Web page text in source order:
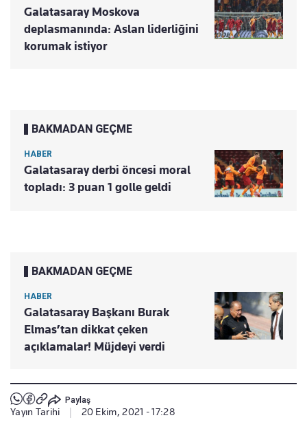
Galatasaray Moskova
deplasmanında: Aslan liderliğini
korumak istiyor
BAKMADAN GEÇME
HABER
Galatasaray derbi öncesi moral
topladı: 3 puan 1 golle geldi
BAKMADAN GEÇME
HABER
Galatasaray Başkanı Burak
Elmas’tan dikkat çeken
açıklamalar! Müjdeyi verdi
Paylaş
Yayın Tarihi 20 Ekim, 2021 - 17:28